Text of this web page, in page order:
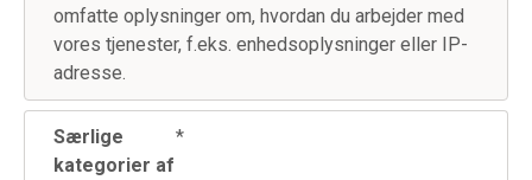
omfatte oplysninger om, hvordan du arbejder med
vores tjenester, f.eks. enhedsoplysninger eller IP-
adresse.
Særlige
kategorier af
*